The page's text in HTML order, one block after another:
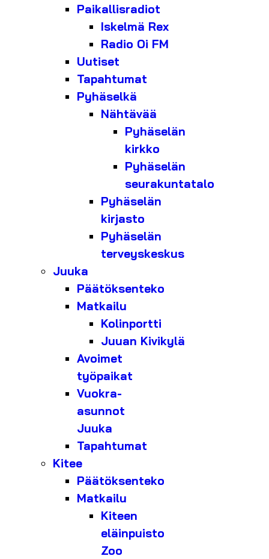
Paikallisradiot
Iskelmä Rex
Radio Oi FM
Uutiset
Tapahtumat
Pyhäselkä
Nähtävää
Pyhäselän
kirkko
Pyhäselän
seurakuntatalo
Pyhäselän
kirjasto
Pyhäselän
terveyskeskus
Juuka
Päätöksenteko
Matkailu
Kolinportti
Juuan Kivikylä
Avoimet
työpaikat
Vuokra-
asunnot
Juuka
Tapahtumat
Kitee
Päätöksenteko
Matkailu
Kiteen
eläinpuisto
Zoo